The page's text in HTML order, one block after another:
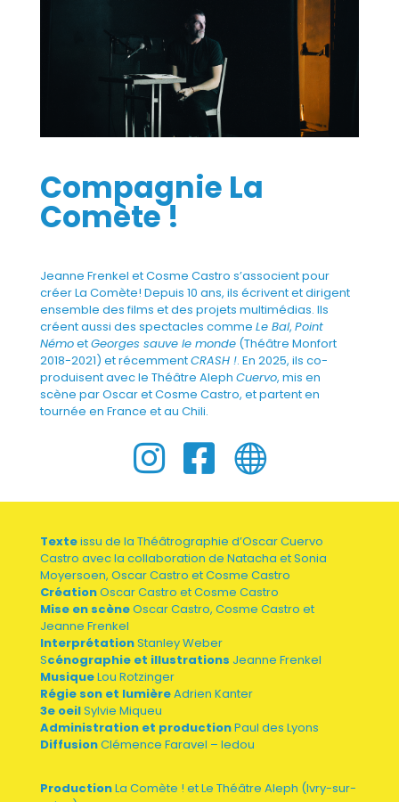
Compagnie La
Comète !
Jeanne Frenkel et Cosme Castro s’associent pour
créer La Comète! Depuis 10 ans, ils écrivent et dirigent
ensemble des films et des projets multimédias. Ils
créent aussi des spectacles comme Le Bal, Point
NémoetGeorges sauve le monde(Théâtre Monfort
2018-2021) et récemmentCRASH !. En 2025, ils co-
produisent avec le Théâtre Aleph Cuervo, mis en
scène par Oscar et Cosme Castro, et partent en
tournée en France et au Chili.
  
Texteissu de la Théâtrographie d’Oscar Cuervo
Castro avec la collaboration de Natacha et Sonia
Moyersoen, Oscar Castro et Cosme Castro
CréationOscar Castro et Cosme Castro
Mise en scèneOscar Castro, Cosme Castro et
Jeanne Frenkel
InterprétationStanley Weber
Scénographie et illustrations Jeanne Frenkel
MusiqueLou Rotzinger
Régie son et lumièreAdrien Kanter
3e oeilSylvie Miqueu
Administration et productionPaul des Lyons
DiffusionClémence Faravel – ledou
ProductionLa Comète ! et Le Théâtre Aleph (Ivry-sur-